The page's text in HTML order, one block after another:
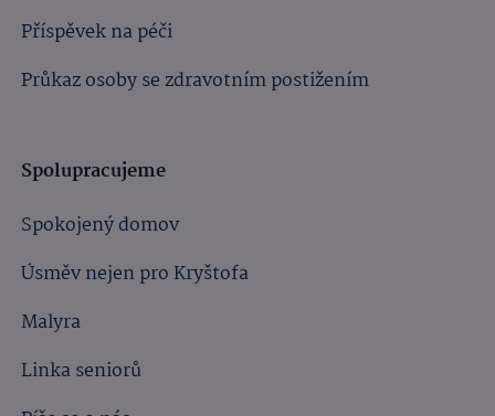
Příspěvek na péči
Průkaz osoby se zdravotním postižením
Spolupracujeme
Spokojený domov
Úsměv nejen pro Kryštofa
Malyra
Linka seniorů